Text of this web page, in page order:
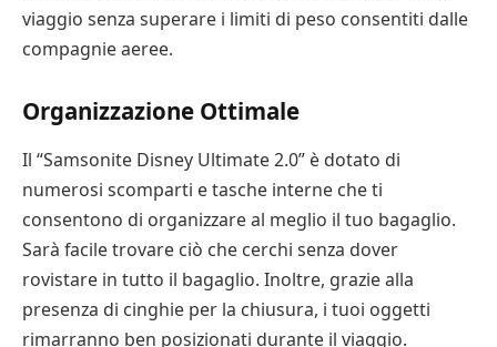
viaggio senza superare i limiti di peso consentiti dalle
compagnie aeree.
Organizzazione Ottimale
Il “Samsonite Disney Ultimate 2.0” è dotato di
numerosi scomparti e tasche interne che ti
consentono di organizzare al meglio il tuo bagaglio.
Sarà facile trovare ciò che cerchi senza dover
rovistare in tutto il bagaglio. Inoltre, grazie alla
presenza di cinghie per la chiusura, i tuoi oggetti
rimarranno ben posizionati durante il viaggio.